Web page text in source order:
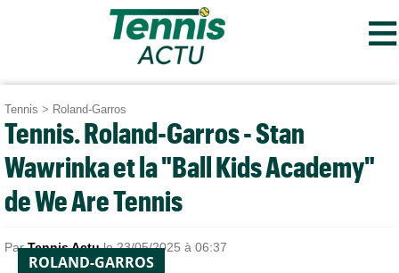
≡
Tennis > Roland-Garros
Tennis. Roland-Garros - Stan
Wawrinka et la "Ball Kids Academy"
de We Are Tennis
ParTennis Actule 23/05/2025 à 06:37
ROLAND-GARROS